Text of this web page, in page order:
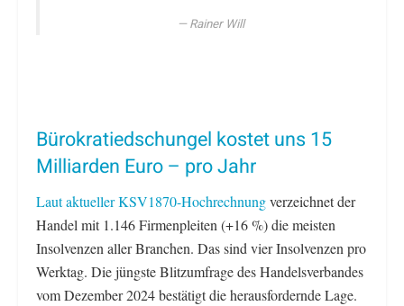
Rainer Will
Bürokratiedschungel kostet uns 15
Milliarden Euro – pro Jahr
Laut aktueller KSV1870-Hochrechnungverzeichnet der
Handel mit 1.146 Firmenpleiten (+16 %) die meisten
Insolvenzen aller Branchen. Das sind vier Insolvenzen pro
Werktag. Die jüngste Blitzumfrage des Handelsverbandes
vom Dezember 2024 bestätigt die herausfordernde Lage.